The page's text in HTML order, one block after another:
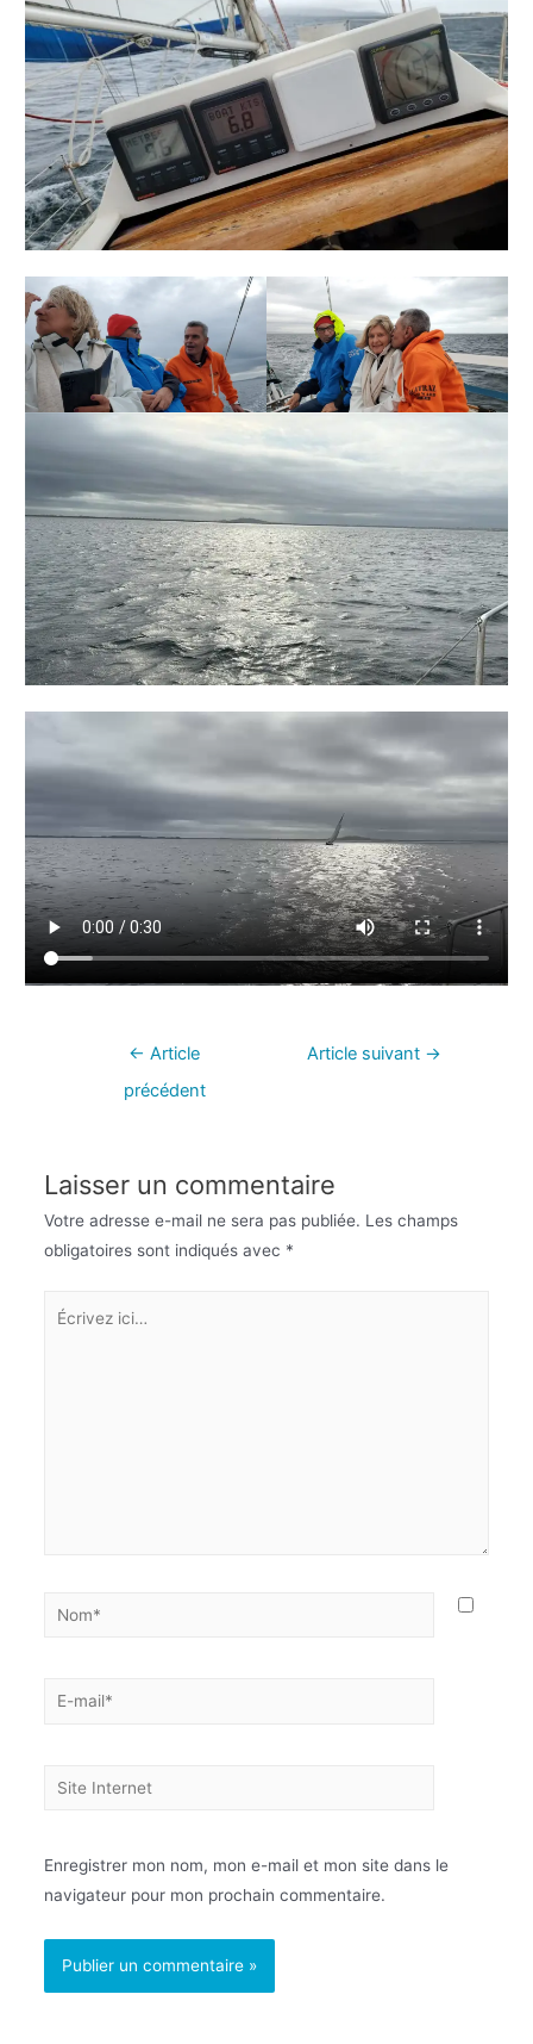
← Article
précédent
Article suivant →
Laisser un commentaire
Votre adresse e-mail ne sera pas publiée. Les champs
obligatoires sont indiqués avec *
Enregistrer mon nom, mon e-mail et mon site dans le
navigateur pour mon prochain commentaire.